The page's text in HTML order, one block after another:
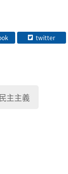
twitter
主主義